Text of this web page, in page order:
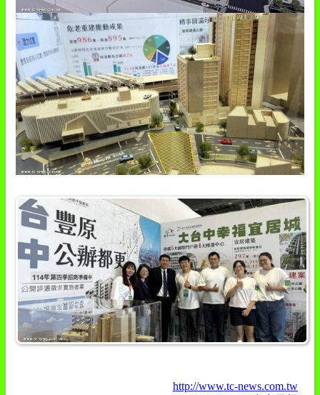
http://www.tc-news.com.tw